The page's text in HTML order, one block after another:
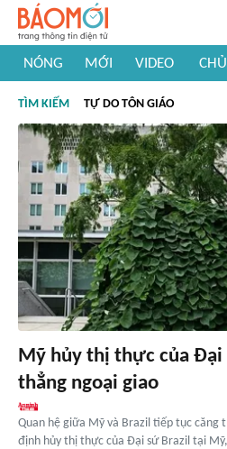
NÓNG MỚI VIDEO
#Khám phá thế giới
TÌM KIẾM TỰ DO TÔN GIÁO
Mỹ hủy thị thực của Đại
thẳng ngoại giao
Quan hệ giữa Mỹ và Brazil tiếp tục căng
định hủy thị thực của Đại sứ Brazil tại